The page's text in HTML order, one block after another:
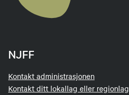
NJFF
Kontakt administrasjonen
Kontakt ditt lokallag eller regionlag